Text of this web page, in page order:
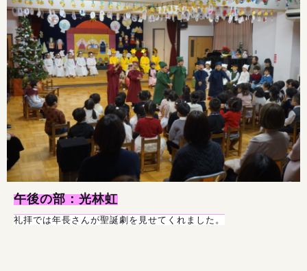
午後の部：光林虹
礼拝では年長さんが聖誕劇を見せてくれました。